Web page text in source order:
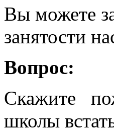
Вы можете
занятости
Вопрос:
Скажите
школы